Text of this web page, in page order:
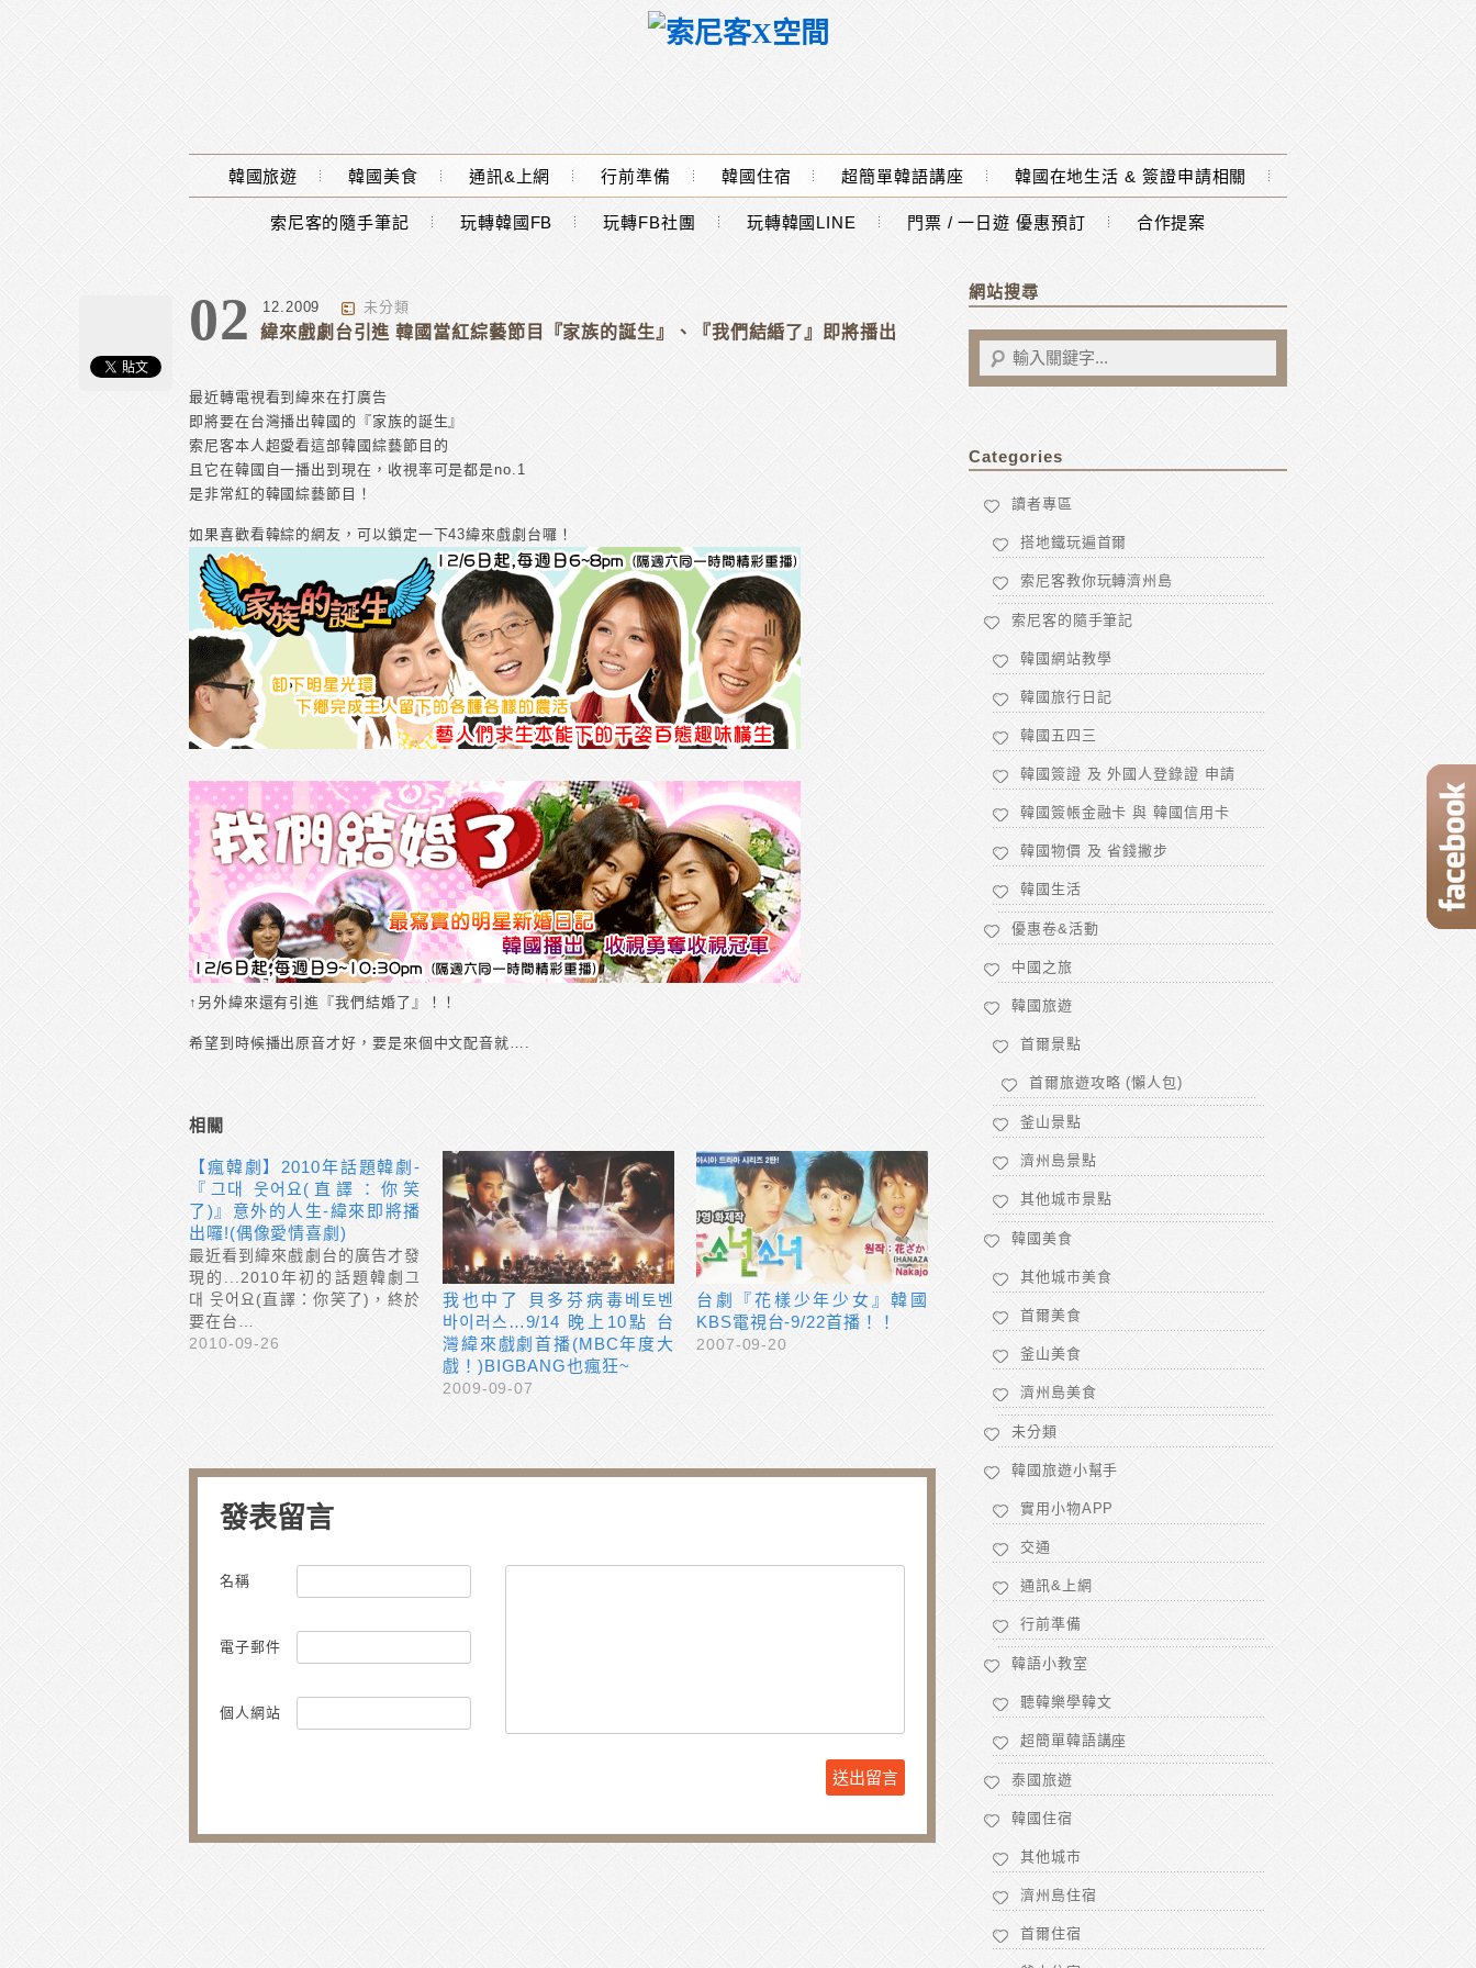
Main Menu
韓國旅遊 韓國美食 通訊&上網 行前準備 韓國住宿 超簡單韓語講座 韓國在地生活 & 簽證申請相關
索尼客的隨手筆記 玩轉韓國FB 玩轉FB社團 玩轉韓國LINE 門票 / 一日遊 優惠預訂 合作提案
02 12.2009 未分類
緯來戲劇台引進 韓國當紅綜藝節目『家族的誕生』、『我們結緍了』即將播出
最近轉電視看到緯來在打廣告
即將要在台灣播出韓國的『家族的誕生』
索尼客本人超愛看這部韓國綜藝節目的
且它在韓國自一播出到現在，收視率可是都是no.1
是非常紅的韓國綜藝節目！
如果喜歡看韓綜的網友，可以鎖定一下43緯來戲劇台囉！
↑另外緯來還有引進『我們結婚了』！！
希望到時候播出原音才好，要是來個中文配音就….
相關
【瘋韓劇】2010年話題韓劇-
『그대 웃어요(直譯：你笑
了)』意外的人生-緯來即將播
出囉!(偶像愛情喜劇)
最近看到緯來戲劇台的廣告才發
現的...2010年初的話題韓劇그
대 웃어요(直譯：你笑了)，終於
要在台…
2010-09-26
我也中了 貝多芬病毒베토벤
바이러스…9/14 晚上10點 台
灣緯來戲劇首播(MBC年度大
戲！)BIGBANG也瘋狂~
2009-09-07
台劇『花樣少年少女』韓國
KBS電視台-9/22首播！！
2007-09-20
發表留言
名稱
電子郵件
個人網站
網站搜尋
Categories
讀者專區
搭地鐵玩遍首爾
索尼客教你玩轉濟州島
索尼客的隨手筆記
韓國網站教學
韓國旅行日記
韓國五四三
韓國簽證 及 外國人登錄證 申請
韓國簽帳金融卡 與 韓國信用卡
韓國物價 及 省錢撇步
韓國生活
優惠卷&活動
中國之旅
韓國旅遊
首爾景點
首爾旅遊攻略 (懶人包)
釜山景點
濟州島景點
其他城市景點
韓國美食
其他城市美食
首爾美食
釜山美食
濟州島美食
未分類
韓國旅遊小幫手
實用小物APP
交通
通訊&上網
行前準備
韓語小教室
聽韓樂學韓文
超簡單韓語講座
泰國旅遊
韓國住宿
其他城市
濟州島住宿
首爾住宿